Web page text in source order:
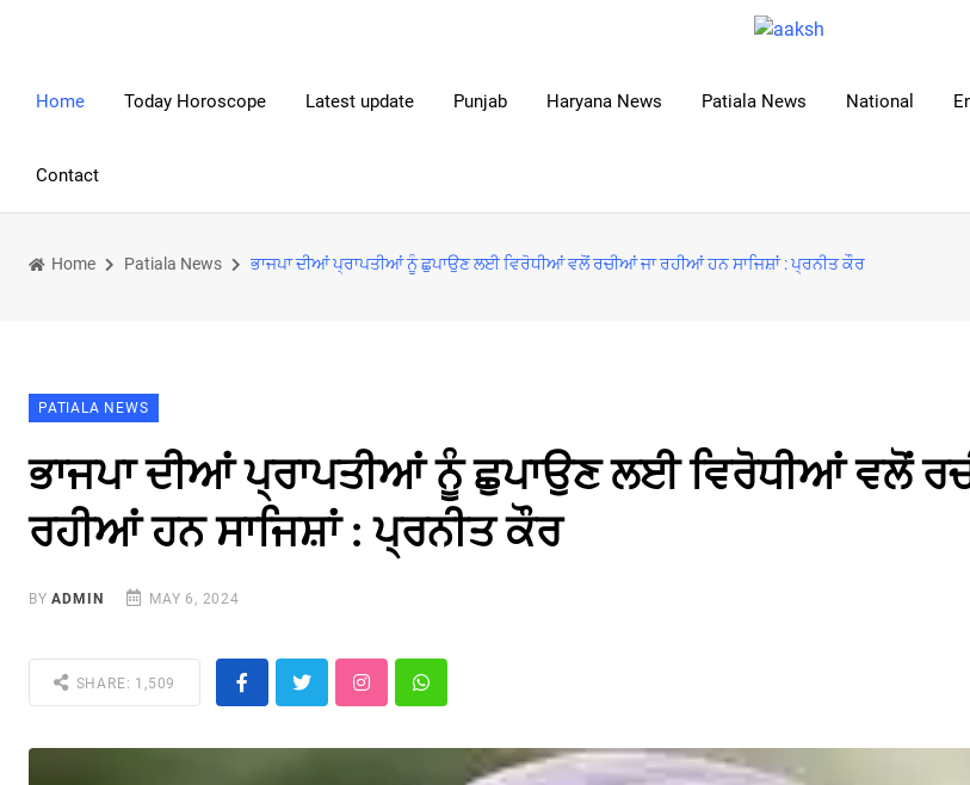
Home Today Horoscope Latest update Punjab Haryana News Patiala News National
Contact
Home Patiala News ਭਾਜਪਾ ਦੀਆਂ ਪ੍ਰਾਪਤੀਆਂ ਨੂੰ ਛੁਪਾਉਣ ਲਈ ਵਿਰੋਧੀਆਂ ਵਲੋਂ ਰਚੀਆਂ ਜਾ ਰਹੀਆਂ ਹਨ ਸਾਜਿਸ਼ਾਂ : ਪ੍ਰਨੀਤ ਕੌਰ
PATIALA NEWS
ਭਾਜਪਾ ਦੀਆਂ ਪ੍ਰਾਪਤੀਆਂ ਨੂੰ ਛੁਪਾਉਣ ਲਈ ਵਿਰੋਧੀਆਂ ਵਲੋਂ
ਰਹੀਆਂ ਹਨ ਸਾਜਿਸ਼ਾਂ : ਪ੍ਰਨੀਤ ਕੌਰ
BYADMIN MAY 6, 2024
SHARE: 1,509